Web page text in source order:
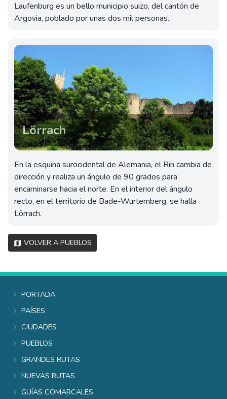
Laufenburg es un bello municipio suizo, del cantón de
Argovia, poblado por unas dos mil personas.
Lörrach
En la esquina surocidental de Alemania, el Rin cambia de
dirección y realiza un ángulo de 90 grados para
encaminarse hacia el norte. En el interior del ángulo
recto, en el territorio de Bade-Wurtemberg, se halla
Lörrach.
Volver a pueblos
Portada
Países
Ciudades
Pueblos
Grandes rutas
Nuevas rutas
Guías comarcales